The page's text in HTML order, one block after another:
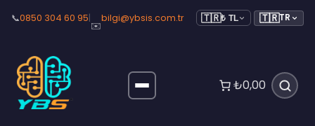
📞0850 304 60 95|
✉️
bilgi@ybsis.com.tr 🇹🇷₺ TL 🇹🇷TR
₺0,00